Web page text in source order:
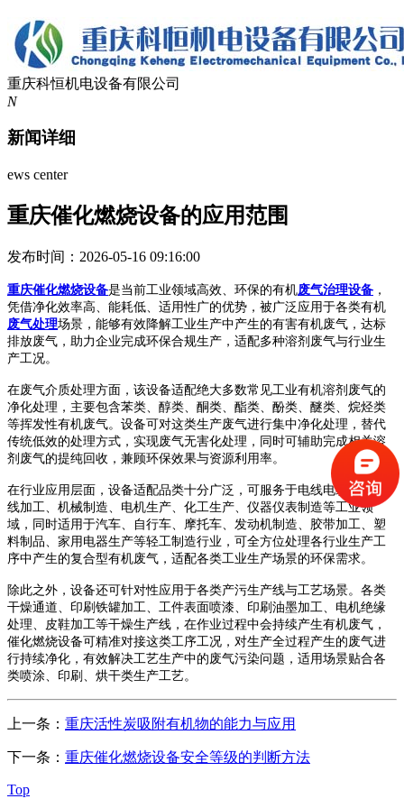
重庆科恒机电设备有限公司
N
新闻详细
ews center
重庆催化燃烧设备的应用范围
发布时间：2026-05-16 09:16:00
重庆催化燃烧设备是当前工业领域高效、环保的有机废气治理设备 ，
凭借净化效率高、能耗低、适用性广的优势，被广泛应用于各类有机
废气处理场景，能够有效降解工业生产中产生的有害有机废气，达标
排放废气，助力企业完成环保合规生产，适配多种溶剂废气与行业生
产工况。
在废气介质处理方面，该设备适配绝大多数常见工业有机溶剂废气的
净化处理，主要包含苯类、醇类、酮类、酯类、酚类、醚类、烷烃类
等挥发性有机废气。设备可对这类生产废气进行集中净化处理，替代
传统低效的处理方式，实现废气无害化处理，同时可辅助完成相关溶
剂废气的提纯回收，兼顾环保效果与资源利用率。
在行业应用层面，设备适配品类十分广泛，可服务于电线电缆、漆包
线加工、机械制造、电机生产、化工生产、仪器仪表制造等工业领
域，同时适用于汽车、自行车、摩托车、发动机制造、胶带加工、塑
料制品、家用电器生产等轻工制造行业，可全方位处理各行业生产工
序中产生的复合型有机废气，适配各类工业生产场景的环保需求。
除此之外，设备还可针对性应用于各类产污生产线与工艺场景。各类
干燥通道、印刷铁罐加工、工件表面喷漆、印刷油墨加工、电机绝缘
处理、皮鞋加工等干燥生产线，在作业过程中会持续产生有机废气，
催化燃烧设备可精准对接这类工序工况，对生产全过程产生的废气进
行持续净化，有效解决工艺生产中的废气污染问题，适用场景贴合各
类喷涂、印刷、烘干类生产工艺。
上一条： 重庆活性炭吸附有机物的能力与应用
下一条： 重庆催化燃烧设备安全等级的判断方法
Top